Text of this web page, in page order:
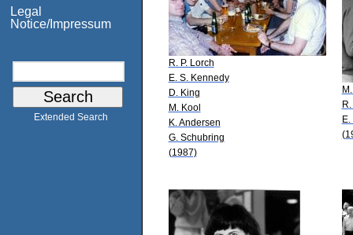
Legal
Notice/Impressum
Extended Search
R. P. Lorch
E. S. Kennedy
D. King
M. Kool
K. Andersen
G. Schubring
(1987)